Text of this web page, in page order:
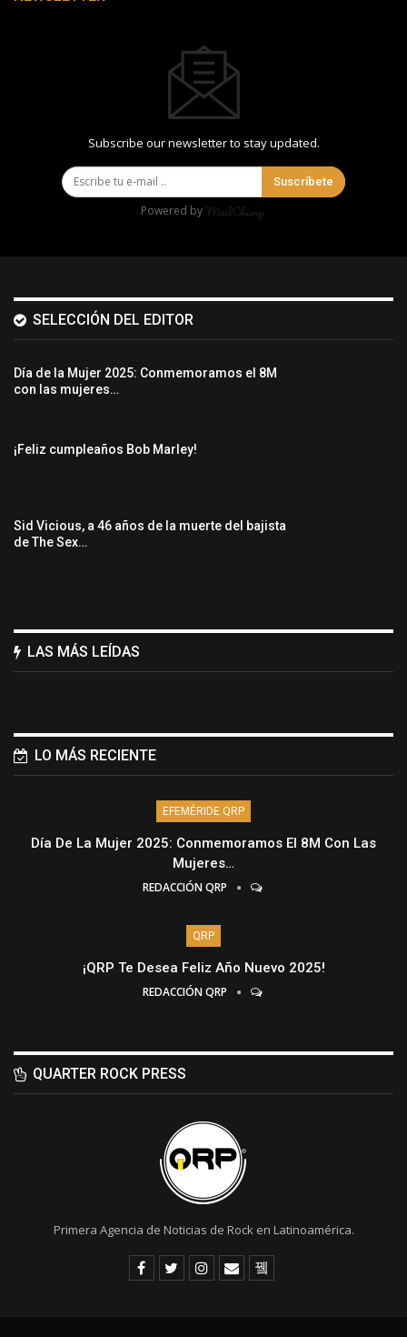
Subscribe our newsletter to stay updated.
Suscríbete
Powered by
SELECCIÓN DEL EDITOR
Día de la Mujer 2025: Conmemoramos el 8M
con las mujeres…
¡Feliz cumpleaños Bob Marley!
Sid Vicious, a 46 años de la muerte del bajista
de The Sex…
LAS MÁS LEÍDAS
LO MÁS RECIENTE
EFEMÉRIDE QRP
Día De La Mujer 2025: Conmemoramos El 8M Con Las
Mujeres…
REDACCIÓN QRP
QRP
¡QRP Te Desea Feliz Año Nuevo 2025!
REDACCIÓN QRP
QUARTER ROCK PRESS
Primera Agencia de Noticias de Rock en Latinoamérica.